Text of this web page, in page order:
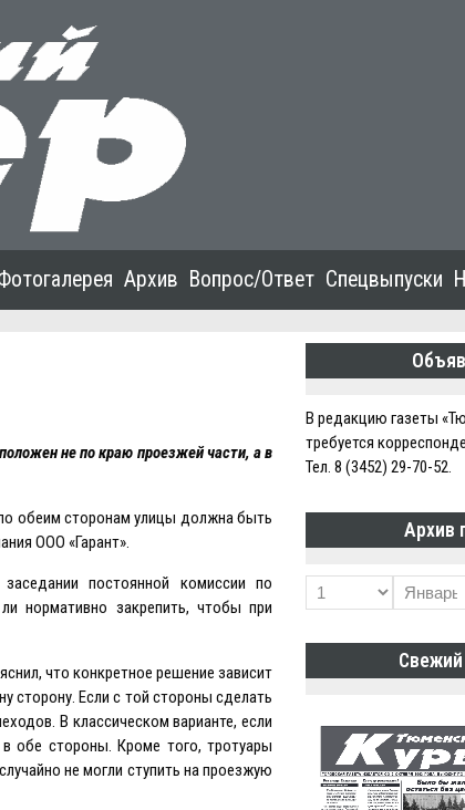
Архив Вопрос/Ответ Спецвыпуски
не по краю проезжей части, а в
обеим сторонам улицы должна быть
ООО «Гарант».
постоянной комиссии по
нормативно закрепить, чтобы при
что конкретное решение зависит
сторону. Eсли с той стороны сделать
В классическом варианте, если
обе стороны. Кроме того, тротуары
не могли ступить на проезжую
В редакцию газеты
требуется
Тел. 8 (3452) 29-70-52.
Архив